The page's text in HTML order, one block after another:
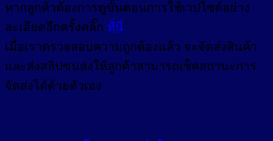
หากลูกค้าต้องการดูขั้นตอนการใช้เวปไซต์อย่าง
ละเอียดอีกครั้งคลิ๊ก ที่นี่
เมื่อเราตรวจสอบความถูกต้องแล้ว จะจัดส่งสินค้า
และส่งสลิปขนส่งให้ลูกค้าสามารถเช็คสถานะการ
จัดส่งได้ด้วยตัวเอง